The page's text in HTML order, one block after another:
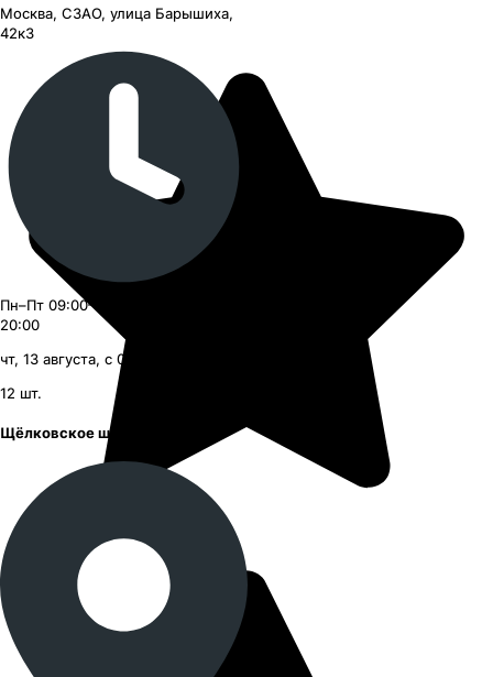
Москва, СЗАО, улица Барышиха,
42к3
Пн–Пт 09:00–21:00, Сб–Вс 09:00–
20:00
чт, 13 августа, с 09:00
12 шт.
Щёлковское шоссе